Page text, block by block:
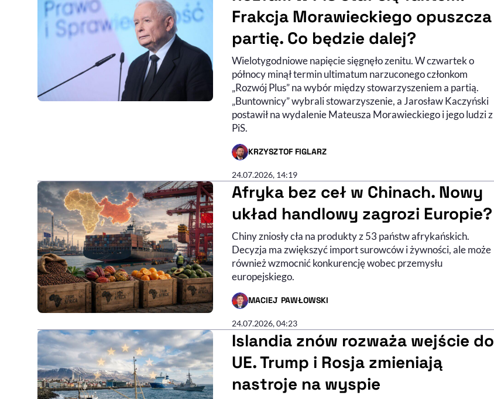
Frakcja Morawieckiego opuszcza
partię. Co będzie dalej?
Wielotygodniowe napięcie sięgnęło zenitu. W czwartek o
północy minął termin ultimatum narzuconego członkom
„Rozwój Plus” na wybór między stowarzyszeniem a partią.
„Buntownicy” wybrali stowarzyszenie, a Jarosław Kaczyński
postawił na wydalenie Mateusza Morawieckiego i jego ludzi z
PiS.
KRZYSZTOF FIGLARZ
- AUTOR ARTYKUŁU - PROFIL
24.07.2026, 14:19
Afryka bez ceł w Chinach. Nowy
układ handlowy zagrozi Europie?
Chiny zniosły cła na produkty z 53 państw afrykańskich.
Decyzja ma zwiększyć import surowców i żywności, ale może
również wzmocnić konkurencję wobec przemysłu
europejskiego.
MACIEJ PAWŁOWSKI
- AUTOR ARTYKUŁU - PROFIL
24.07.2026, 04:23
Islandia znów rozważa wejście do
UE. Trump i Rosja zmieniają
nastroje na wyspie